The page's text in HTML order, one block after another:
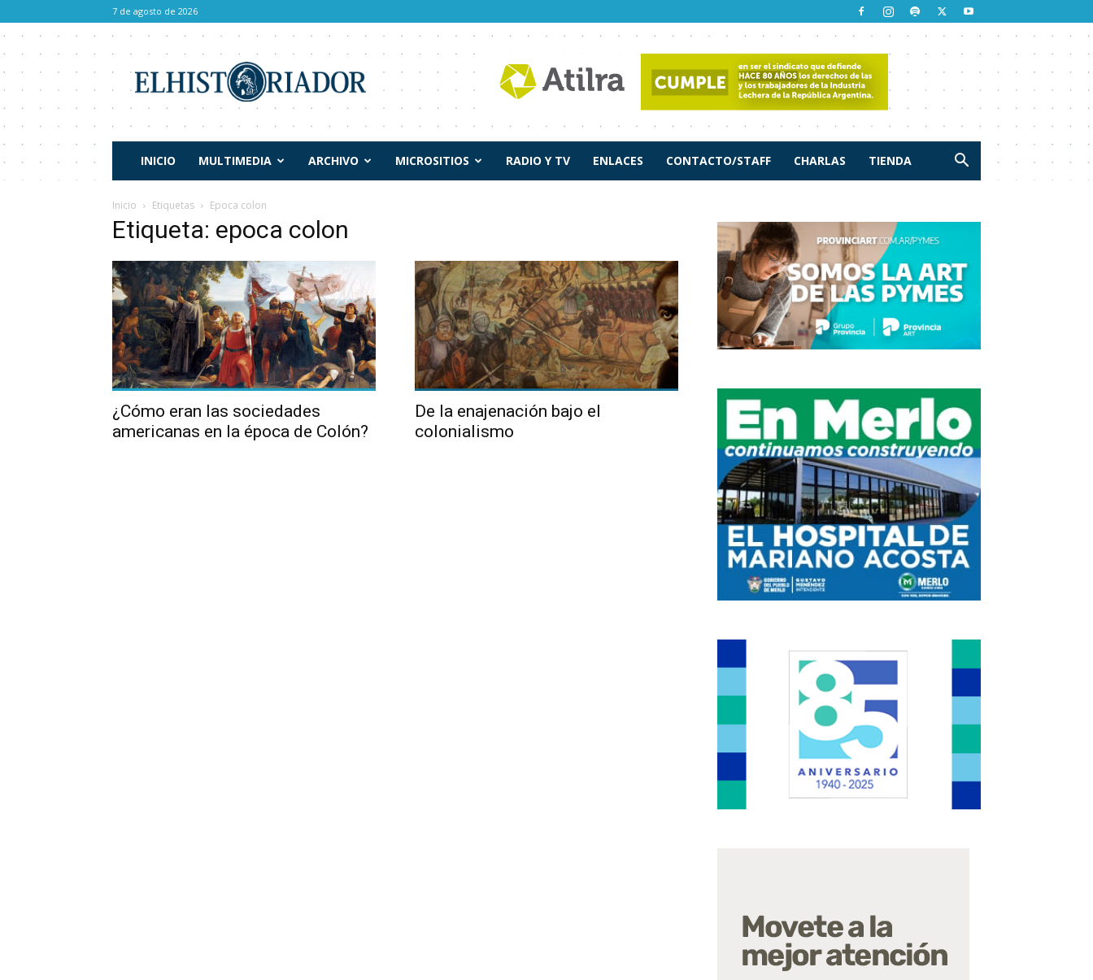
7 de agosto de 2026
Historiador
INICIO MULTIMEDIA ARCHIVO MICROSITIOS RADIO Y TV ENLACES CONTACTO/STAFF CHARLAS TIENDA
Inicio Etiquetas Epoca colon
Etiqueta: epoca colon
¿Cómo eran las sociedades
americanas en la época de Colón?
De la enajenación bajo el
colonialismo